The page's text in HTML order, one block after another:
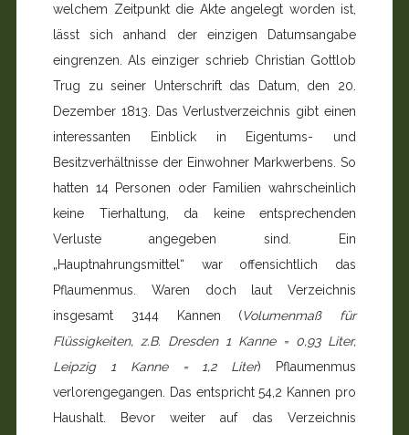
welchem Zeitpunkt die Akte ange­legt worden ist,
lässt sich anhand der einzigen Datumsan­gabe
eingrenzen. Als einziger schrieb Christian Gottlob
Trug zu seiner Unterschrift das Datum, den 20.
Dezember 1813. Das Verlustverzeichnis gibt einen
interessanten Einblick in Eigentums- und
Besitzverhältnisse der Einwohner Markwer­bens. So
hatten 14 Personen oder Familien wahrscheinlich
keine Tierhaltung, da keine entsprechenden
Verluste ange­geben sind. Ein
„Hauptnahrungsmittel“ war offensichtlich das
Pflaumenmus. Waren doch laut Verzeichnis
insgesamt 3144 Kannen (Volumenmaß für
Flüssigkeiten, z.B. Dresden 1 Kanne = 0,93 Liter,
Leipzig 1 Kanne = 1,2 Liter) Pflaumenmus
verlorengegangen. Das entspricht 54,2 Kannen pro
Haushalt. Bevor weiter auf das Verzeich­nis